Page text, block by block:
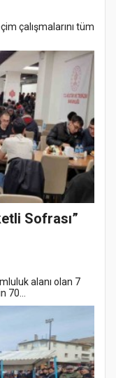
çalışmalarını tüm
Sofrası”
alanı olan 7
70...